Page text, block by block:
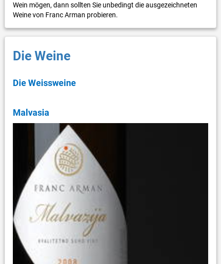
Wein mögen, dann sollten Sie unbedingt die ausgezeichneten
Weine von Franc Arman probieren.
Die Weine
Die Weissweine
Malvasia